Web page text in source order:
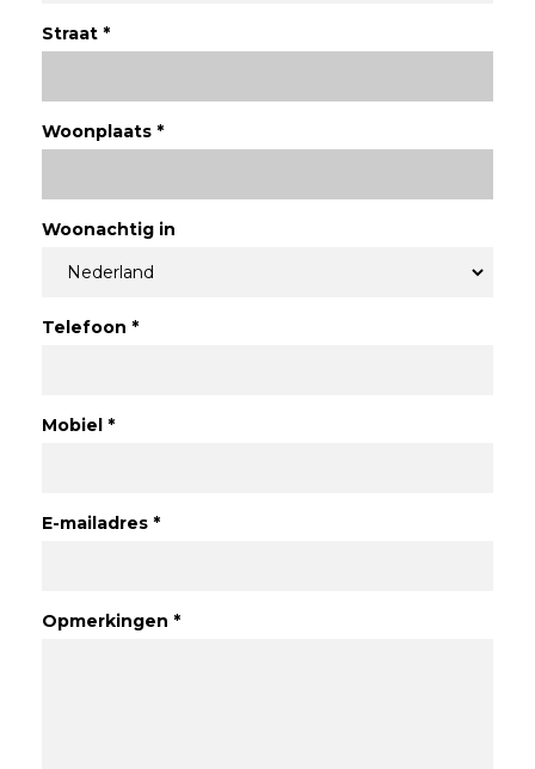
Straat *
Woonplaats *
Woonachtig in
Telefoon *
Mobiel *
E-mailadres *
Opmerkingen *